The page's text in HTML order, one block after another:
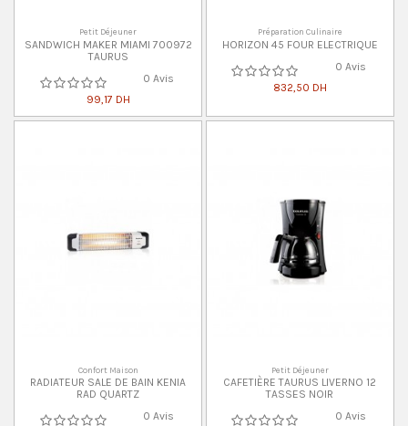
Petit Déjeuner
SANDWICH MAKER MIAMI 700972
TAURUS
0 Avis
99,17 DH
Préparation Culinaire
HORIZON 45 FOUR ELECTRIQUE
0 Avis
832,50 DH
Confort Maison
RADIATEUR SALE DE BAIN KENIA
RAD QUARTZ
0 Avis
Petit Déjeuner
CAFETIÈRE TAURUS LIVERNO 12
TASSES NOIR
0 Avis